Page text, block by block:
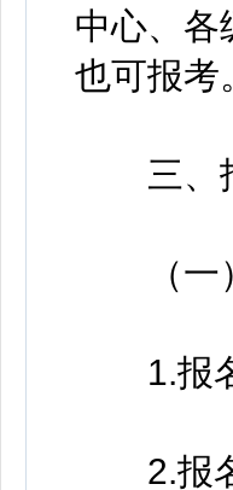
中心、各
也可报考
三、
（一
1.报名
2.报名